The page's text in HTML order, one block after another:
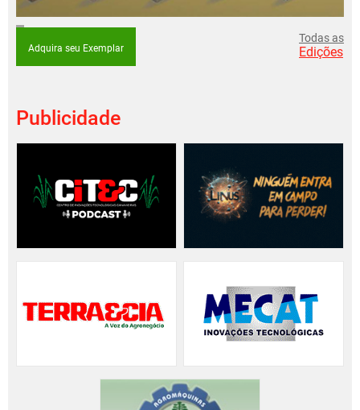
Adquira seu Exemplar
Todas as
Edições
Publicidade